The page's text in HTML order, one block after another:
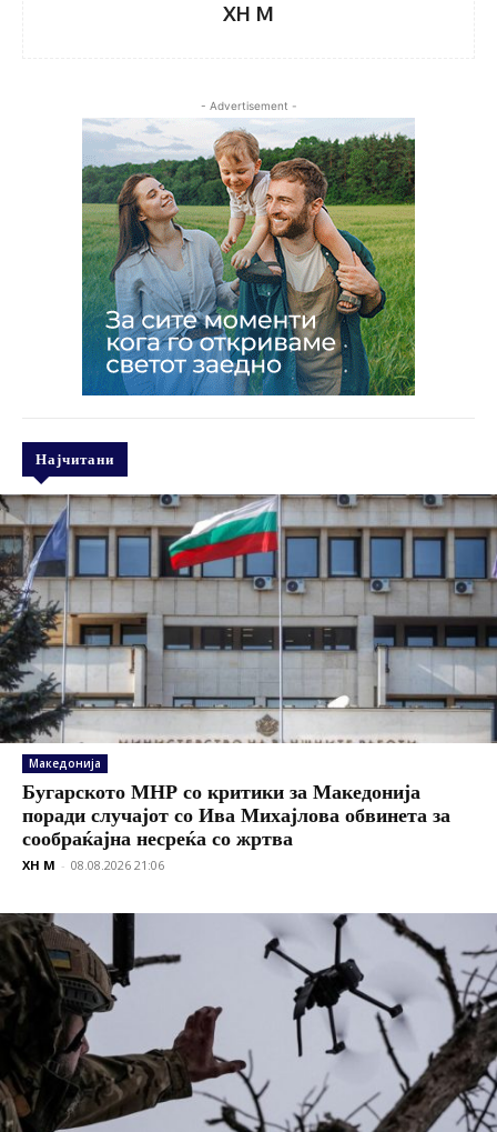
XH M
- Advertisement -
Најчитани
Македонија
Бугарското МНР со критики за Македонија
поради случајот со Ива Михајлова обвинета за
сообраќајна несреќа со жртва
XH M - 08.08.2026 21:06